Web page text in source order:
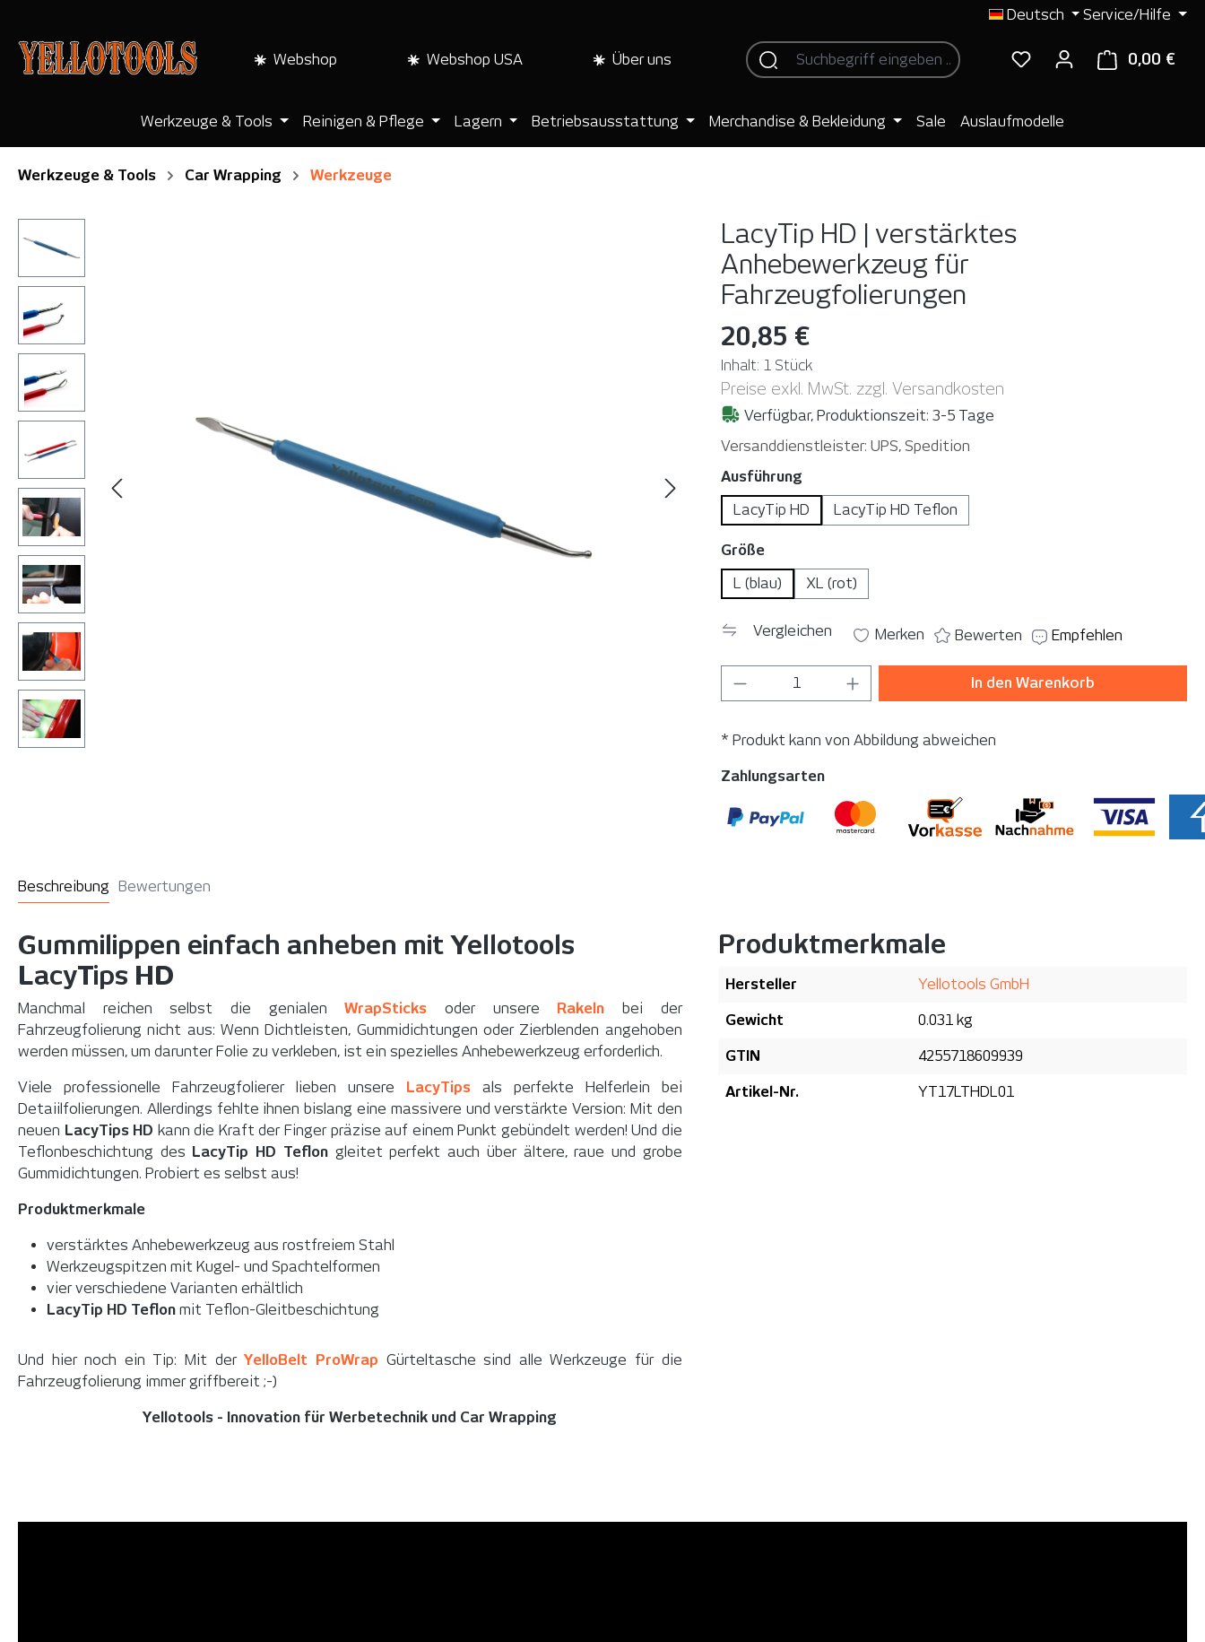
Deutsch Service/Hilfe
Webshop Webshop USA Über uns 0,00 €
Werkzeuge & Tools Reinigen & Pflege Lagern Betriebsausstattung Merchandise & Bekleidung Sale Auslaufmodelle
Werkzeuge & Tools Car Wrapping Werkzeuge
LacyTip HD | verstärktes
Anhebewerkzeug für
Fahrzeugfolierungen
20,85 €
Inhalt: 1 Stück
Preise exkl. MwSt. zzgl. Versandkosten
Verfügbar, Produktionszeit: 3-5 Tage
Versanddienstleister: UPS, Spedition
Ausführung
LacyTip HD
LacyTip HD Teflon
Größeauswählen
L (blau)
XL (rot)
Vergleichen Merken Bewerten Empfehlen
Produkt Anzahl: Gib den gewünschten Wert
In den Warenkorb
* Produkt kann von Abbildung abweichen
Zahlungsarten
Beschreibung Bewertungen
Gummilippen einfach anheben mit Yellotools
LacyTips HD
Manchmal reichen selbst die genialenWrapSticks oder unsere Rakeln bei der
Fahrzeugfolierung nicht aus: Wenn Dichtleisten, Gummidichtungen oder Zierblenden angehoben
werden müssen, um darunter Folie zu verkleben, ist ein spezielles Anhebewerkzeug erforderlich.
Viele professionelle Fahrzeugfolierer lieben unsere LacyTipsals perfekte Helferlein bei
Detaiilfolierungen. Allerdings fehlte ihnen bislang eine massivere und verstärkte Version: Mit den
neuen LacyTips HD kann die Kraft der Finger präzise auf einem Punkt gebündelt werden! Und die
Teflonbeschichtung des LacyTip HD Teflongleitet perfekt auch über ältere, raue und grobe
Gummidichtungen. Probiert es selbst aus!
Produktmerkmale
verstärktes Anhebewerkzeug aus rostfreiem Stahl
Werkzeugspitzen mit Kugel- und Spachtelformen
vier verschiedene Varianten erhältlich
LacyTip HD Teflon mit Teflon-Gleitbeschichtung
Und hier noch ein Tip: Mit derYelloBelt ProWrap Gürteltasche sind alle Werkzeuge für die
Fahrzeugfolierung immer griffbereit ;-)
Yellotools - Innovation für Werbetechnik und Car Wrapping
Produktmerkmale
Hersteller Yellotools GmbH
Gewicht 0.031 kg
GTIN 4255718609939
Artikel-Nr. YT17LTHDL01